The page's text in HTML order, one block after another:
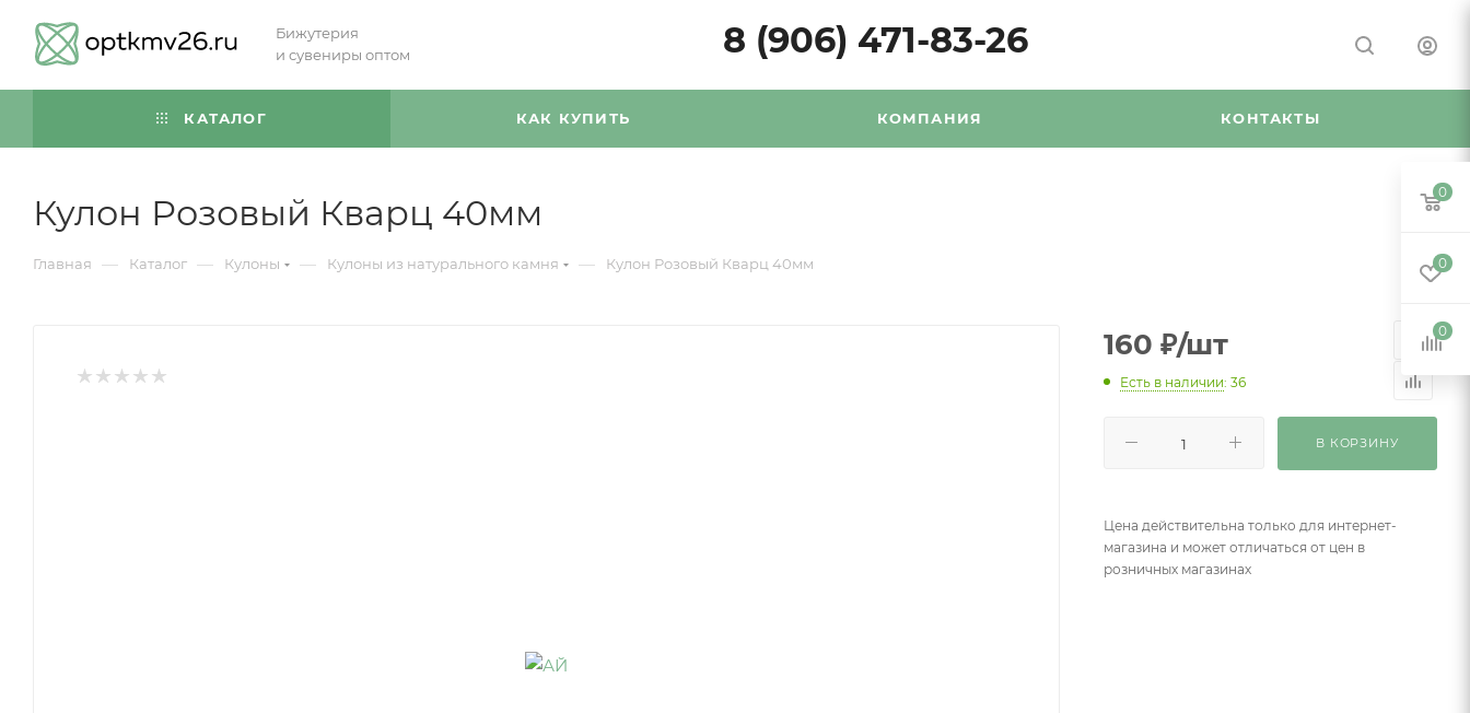
Бижутерия
и сувениры оптом
8 (906) 471-83-26
КАТАЛОГ КАК КУПИТЬ КОМПАНИЯ КОНТАКТЫ
Кулон Розовый Кварц 40мм
Главная — Каталог — Кулоны — Кулоны из натурального камня — Кулон Розовый Кварц 40мм
160 ₽/шт
Есть в наличии: 36
В КОРЗИНУ
Цена действительна только для интернет-
магазина и может отличаться от цен в
розничных магазинах
0
0
0